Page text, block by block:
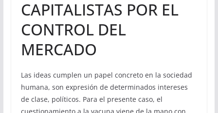
CAPITALISTAS POR EL
CONTROL DEL
MERCADO
Las ideas cumplen un papel concreto en la sociedad
humana, son expresión de determinados intereses
de clase, políticos. Para el presente caso, el
cuestionamiento a la vacuna viene de la mano con